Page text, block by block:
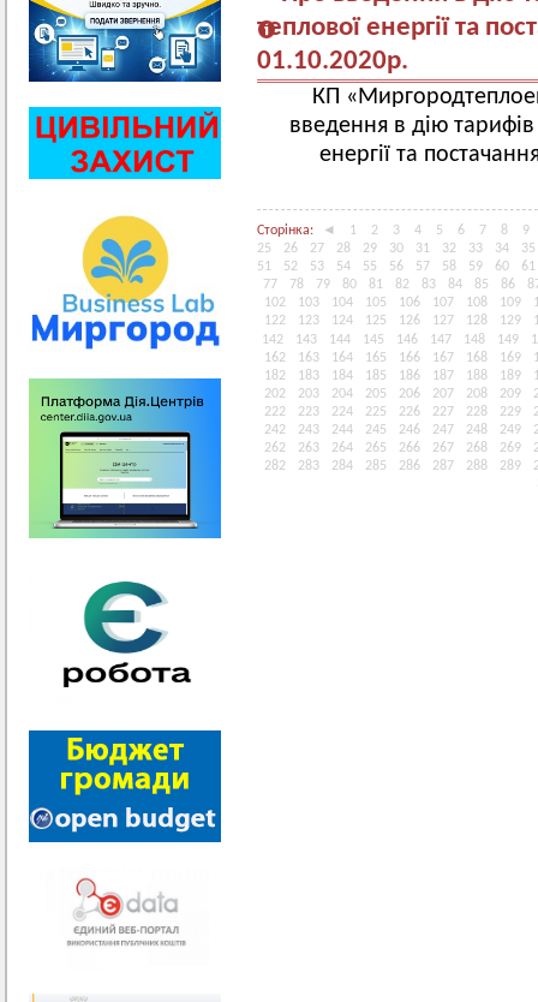
теплової енергії та
01.10.2020р.
КП
введення в дію
енергії та
Сторінка: ◄ 1 2 3 4 5 6 7 8
9
25
26 27 28 29 30 31 32 33 34
35
51
52 53 54 55 56 57 58 59 60
61
77
78 79 80 81 82 83 84 85 86
102
103 104 105 106 107 108 109
122
123 124 125 126 127 128 129
142
143 144 145 146 147 148 149
162
163 164 165 166 167 168 169
182
183 184 185 186 187 188 189
202
203 204 205 206 207 208 209
222
223 224 225 226 227 228 229
242
243 244 245 246 247 248 249
262
263 264 265 266 267 268 269
282
283 284 285 286 287 288 289